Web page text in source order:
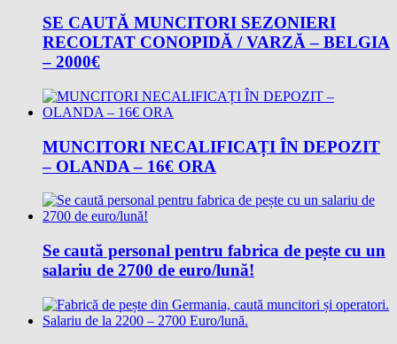
SE CAUTĂ MUNCITORI SEZONIERI
RECOLTAT CONOPIDĂ / VARZĂ – BELGIA
– 2000€
MUNCITORI NECALIFICAȚI ÎN DEPOZIT
– OLANDA – 16€ ORA
Se caută personal pentru fabrica de pește cu un
salariu de 2700 de euro/lună!